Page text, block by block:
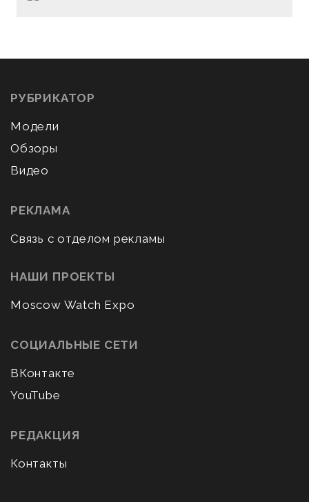
РУБРИКАТОР
Модели
Обзоры
Видео
РЕКЛАМА
Связь с отделом рекламы
НАШИ ПРОЕКТЫ
Moscow Watch Expo
СОЦИАЛЬНЫЕ СЕТИ
ВКонтакте
YouTube
РЕДАКЦИЯ
Контакты